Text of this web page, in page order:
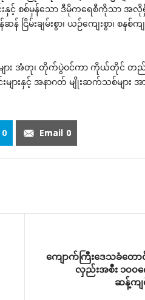
င့် စစ်မှန်‌သော ဒီမိုက‌ရေစီကိုသာ အလိုရှိ‌
မ်းချမ်းစွာ၊ ယဉ်‌ကျေးစွာ၊ စနစ်ကျ
ျား အံတု၊ တိုက်ပွဲဝင်ကာ ကိုယ်တိုင် တ
ားနှင့် အနာဂတ် မျိုးဆက်သစ်များ အ
0 Email 0
ကျောက်ကြီး‌ဒေသခံ‌တေ
လှည်းအစီး ၁၀၀‌က
ဆန့်ကျ